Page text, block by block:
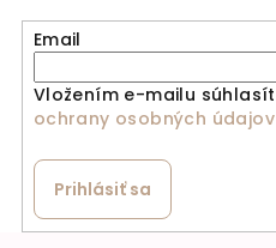
Email
Vložením e-mailu
ochrany osobných údajov
Prihlásiť sa